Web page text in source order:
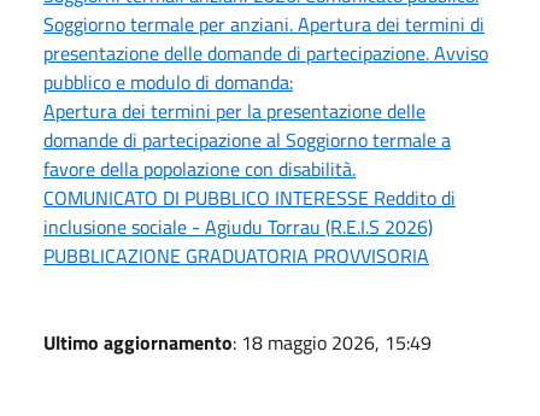
Soggiorno termale per anziani. Apertura dei termini di
presentazione delle domande di partecipazione. Avviso
pubblico e modulo di domanda:
Apertura dei termini per la presentazione delle
domande di partecipazione al Soggiorno termale a
favore della popolazione con disabilità.
COMUNICATO DI PUBBLICO INTERESSE Reddito di
inclusione sociale - Agiudu Torrau (R.E.I.S 2026)
PUBBLICAZIONE GRADUATORIA PROVVISORIA
Ultimo aggiornamento: 18 maggio 2026, 15:49